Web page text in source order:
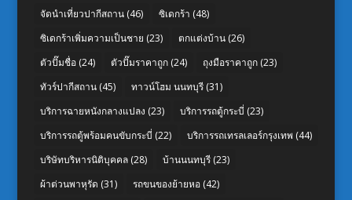
จัดนำเที่ยวปากีสถาน(46) ซิเดกร้า (48)
ซิเดกร้าเพิ่มความเป็นชาย (23) ตกแต่งบ้าน(26)
ตัวปั๊มชื่อ(24) ตัวปั๊มราคาถูก(24) ถุงมือราคาถูก(23)
ทัวร์ปากีสถาน(45) ทาวน์โฮม นนทบุรี(31)
บริการฉายหนังกลางแปลง (23) บริการรถตู้กระบี่ (23)
บริการรถตู้พร้อมคนขับกระบี่ (22) บริการรถเทรลเลอร์กรุงเทพ (44)
บริษัทบริหารนิติบุคคล(28) บ้านนนทบุรี(23)
ผ้าต่วนพาหุรัด (31) รถขนของย้ายหอ(42)